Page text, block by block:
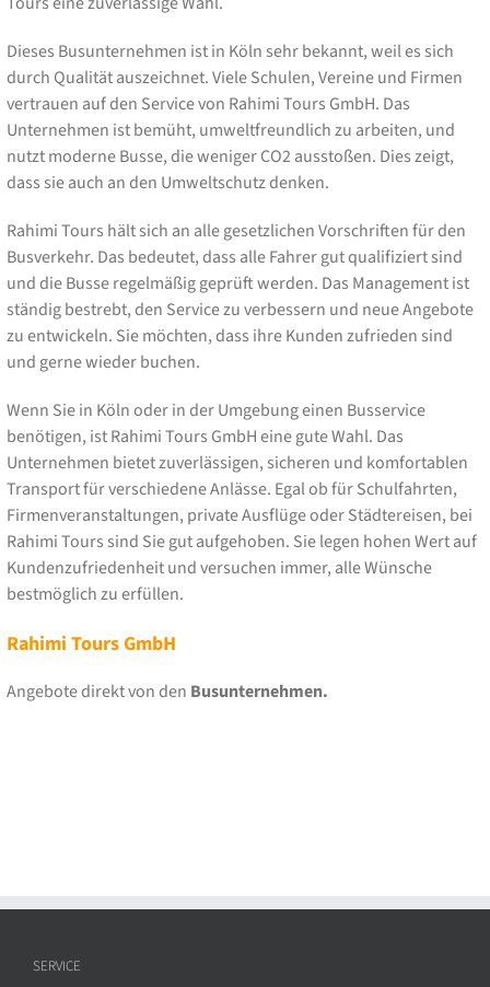
Dieses Busunternehmen ist in Köln sehr bekannt, weil es sich
durch Qualität auszeichnet. Viele Schulen, Vereine und Firmen
vertrauen auf den Service von Rahimi Tours GmbH. Das
Unternehmen ist bemüht, umweltfreundlich zu arbeiten, und
nutzt moderne Busse, die weniger CO2 ausstoßen. Dies zeigt,
dass sie auch an den Umweltschutz denken.
Rahimi Tours hält sich an alle gesetzlichen Vorschriften für den
Busverkehr. Das bedeutet, dass alle Fahrer gut qualifiziert sind
und die Busse regelmäßig geprüft werden. Das Management ist
ständig bestrebt, den Service zu verbessern und neue Angebote
zu entwickeln. Sie möchten, dass ihre Kunden zufrieden sind
und gerne wieder buchen.
Wenn Sie in Köln oder in der Umgebung einen Busservice
benötigen, ist Rahimi Tours GmbH eine gute Wahl. Das
Unternehmen bietet zuverlässigen, sicheren und komfortablen
Transport für verschiedene Anlässe. Egal ob für Schulfahrten,
Firmenveranstaltungen, private Ausflüge oder Städtereisen, bei
Rahimi Tours sind Sie gut aufgehoben. Sie legen hohen Wert auf
Kundenzufriedenheit und versuchen immer, alle Wünsche
bestmöglich zu erfüllen.
Rahimi Tours GmbH
Angebote direkt von den Busunternehmen.
SERVICE